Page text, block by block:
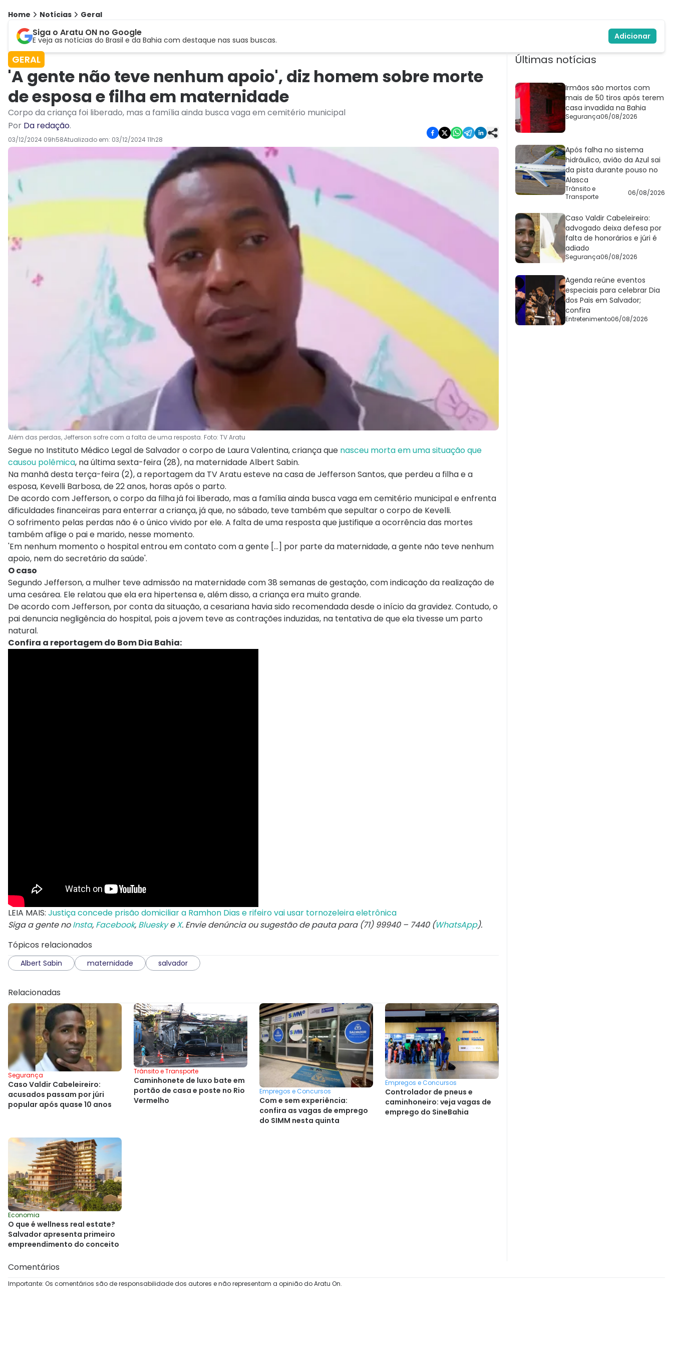
Home Notícias Geral
Siga o Aratu ON no Google
E veja as notícias do Brasil e da Bahia com destaque nas suas buscas. Adicionar
GERAL
'A gente não teve nenhum apoio', diz homem sobre morte
de esposa e filha em maternidade
Corpo da criança foi liberado, mas a família ainda busca vaga em cemitério municipal
Por Da redação.
03/12/2024 09h58Atualizado em: 03/12/2024 11h28
Além das perdas, Jefferson sofre com a falta de uma resposta. Foto: TV Aratu
Segue no Instituto Médico Legal de Salvador o corpo de Laura Valentina, criança que nasceu morta em uma situação que
causou polêmica, na última sexta-feira (28), na maternidade Albert Sabin.
Na manhã desta terça-feira (2), a reportagem da TV Aratu esteve na casa de Jefferson Santos, que perdeu a filha e a
esposa, Kevelli Barbosa, de 22 anos, horas após o parto.
De acordo com Jefferson, o corpo da filha já foi liberado, mas a família ainda busca vaga em cemitério municipal e enfrenta
dificuldades financeiras para enterrar a criança, já que, no sábado, teve também que sepultar o corpo de Kevelli.
O sofrimento pelas perdas não é o único vivido por ele. A falta de uma resposta que justifique a ocorrência das mortes
também aflige o pai e marido, nesse momento.
'Em nenhum momento o hospital entrou em contato com a gente […] por parte da maternidade, a gente não teve nenhum
apoio, nem do secretário da saúde'.
O caso
Segundo Jefferson, a mulher teve admissão na maternidade com 38 semanas de gestação, com indicação da realização de
uma cesárea. Ele relatou que ela era hipertensa e, além disso, a criança era muito grande.
De acordo com Jefferson, por conta da situação, a cesariana havia sido recomendada desde o início da gravidez. Contudo, o
pai denuncia negligência do hospital, pois a jovem teve as contrações induzidas, na tentativa de que ela tivesse um parto
natural.
Confira a reportagem do Bom Dia Bahia:
LEIA MAIS: Justiça concede prisão domiciliar a Ramhon Dias e rifeiro vai usar tornozeleira eletrônica
Siga a gente noInsta, Facebook, BlueskyeX. Envie denúncia ou sugestão de pauta para (71) 99940 – 7440 (WhatsApp).
Tópicos relacionados
Albert Sabin maternidade salvador
Relacionadas
Segurança
Caso Valdir Cabeleireiro:
acusados passam por júri
popular após quase 10 anos
Trânsito e Transporte
Caminhonete de luxo bate em
portão de casa e poste no Rio
Vermelho
Empregos e Concursos
Com e sem experiência:
confira as vagas de emprego
do SIMM nesta quinta
Empregos e Concursos
Controlador de pneus e
caminhoneiro: veja vagas de
emprego do SineBahia
Economia
O que é wellness real estate?
Salvador apresenta primeiro
empreendimento do conceito
Últimas notícias
Irmãos são mortos com
mais de 50 tiros após terem
casa invadida na Bahia
Segurança06/08/2026
Após falha no sistema
hidráulico, avião da Azul sai
da pista durante pouso no
Alasca
Trânsito e
Transporte
06/08/2026
Caso Valdir Cabeleireiro:
advogado deixa defesa por
falta de honorários e júri é
adiado
Segurança06/08/2026
Agenda reúne eventos
especiais para celebrar Dia
dos Pais em Salvador;
confira
Entretenimento06/08/2026
Comentários
Importante: Os comentários são de responsabilidade dos autores e não representam a opinião do Aratu On.